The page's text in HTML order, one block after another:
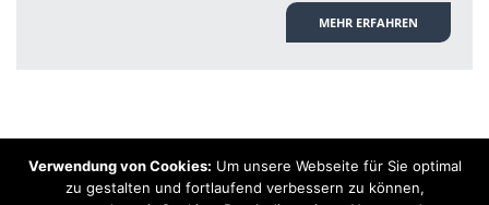
MEHR ERFAHREN
Hinweis: Trotz zahlreicher Studien, die einen Zusammenhang zwischen
Elektrosmog und gesundheitlichen Problemen aufzeigen, ist es von der
Verwendung von Cookies: Um unsere Webseite für Sie optimal
zu gestalten und fortlaufend verbessern zu können,